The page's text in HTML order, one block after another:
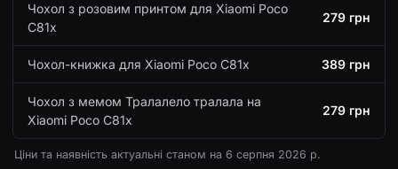
Чохол з розовим принтом для Xiaomi Poco
C81x
279 грн
Чохол-книжка для Xiaomi Poco C81x 389 грн
Чохол з мемом Тралалело тралала на
Xiaomi Poco C81x
279 грн
Ціни та наявність актуальні станом на 6 серпня 2026 р.